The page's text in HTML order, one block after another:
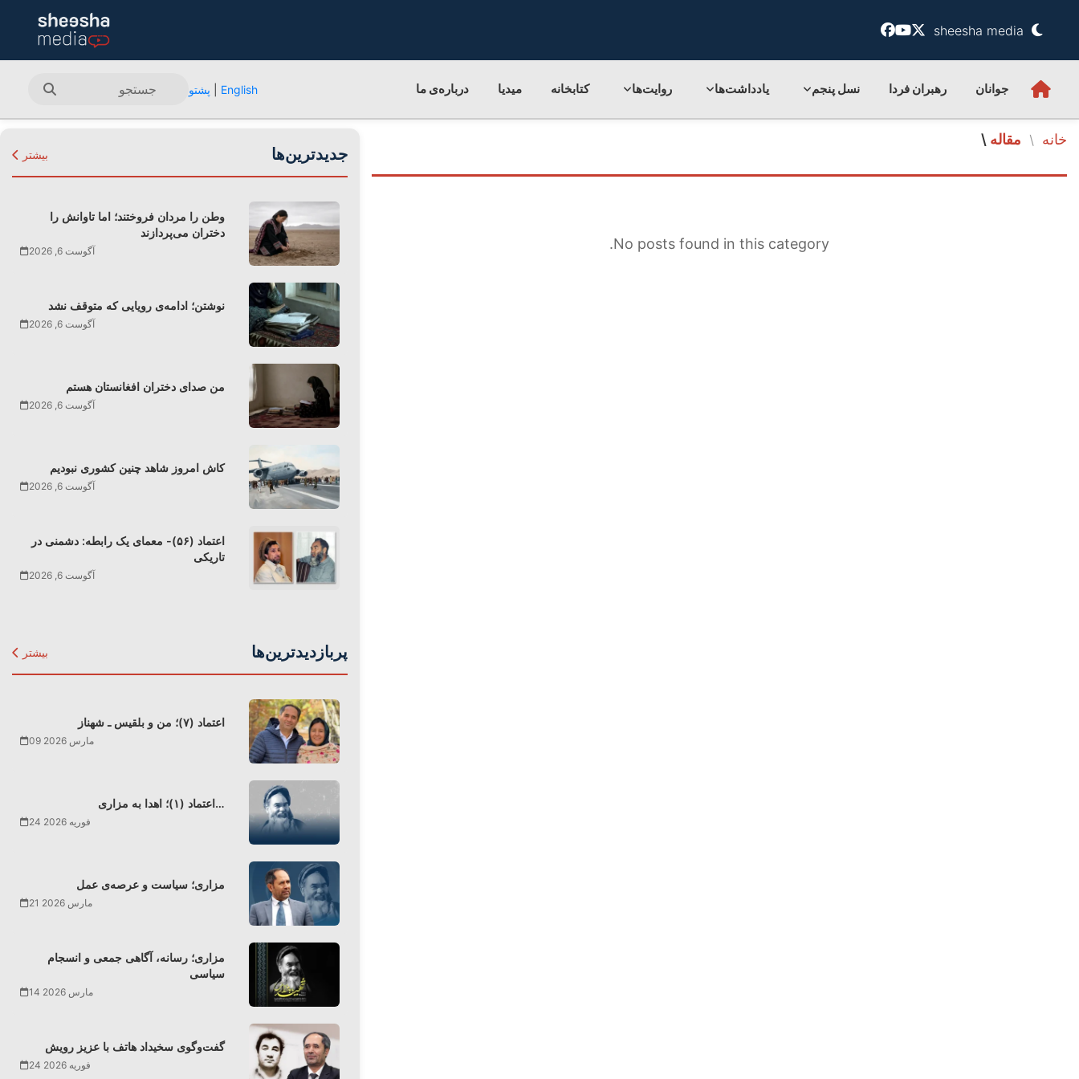
sheesha media
جوانان رهبران فردا نسل پنجم یادداشت‌ها روایت‌ها کتابخانه میدیا درباره‌ی‌ ما English پشتو
خانه / مقاله \
No posts found in this category.
جدیدترین‌ها بیشتر
وطن را مردان فروختند؛ اما تاوانش را
دختران می‌پردازند
آگوست 6, 2026
نوشتن؛ ادامه‌ی رویایی که متوقف نشد
آگوست 6, 2026
من صدای دختران افغانستان هستم
آگوست 6, 2026
کاش امروز شاهد چنین کشوری نبودیم
آگوست 6, 2026
اعتماد (۵۶)- معمای یک رابطه: دشمنی در
تاریکی
آگوست 6, 2026
پربازدیدترین‌ها بیشتر
اعتماد (۷)؛ من و بلقیس ـ شهناز
09 مارس 2026
اعتماد (۱)؛ اهدا به مزاری…
24 فوریه 2026
مزاری؛ سیاست و عرصه‌ی عمل
21 مارس 2026
مزاری؛ رسانه، آگاهی جمعی و انسجام
سیاسی
14 مارس 2026
گفت‌وگوی سخیداد هاتف با عزیز رویش
24 فوریه 2026